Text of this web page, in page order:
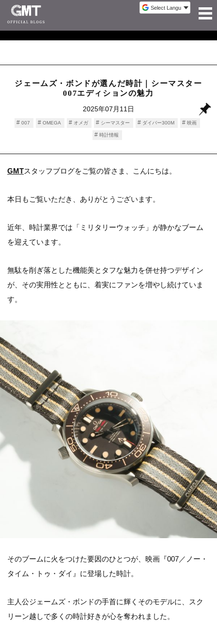
ジェームズ・ボンドが選んだ時計｜シーマスター
007エディションの魅力
2025年07月11日
007 OMEGA オメガ シーマスター ダイバー300M 映画
時計情報
GMTスタッフブログをご覧の皆さま、こんにちは。
本日もご覧いただき、ありがとうございます。
近年、時計業界では「ミリタリーウォッチ」が静かなブーム
を迎えています。
無駄を削ぎ落とした機能美とタフな魅力を併せ持つデザイン
が、その実用性とともに、着実にファンを増やし続けていま
す。
そのブームに火をつけた要因のひとつが、映画『007／ノー・
タイム・トゥ・ダイ』に登場した時計。
主人公ジェームズ・ボンドの手首に輝くそのモデルに、スク
リーン越しで多くの時計好きが心を奪われました。